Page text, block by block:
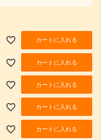
カートに入れる
カートに入れる
カートに入れる
カートに入れる
カートに入れる